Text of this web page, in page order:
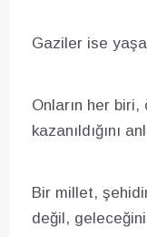
Gaziler ise
Onların her
kazanıldığını
Bir millet,
değil,